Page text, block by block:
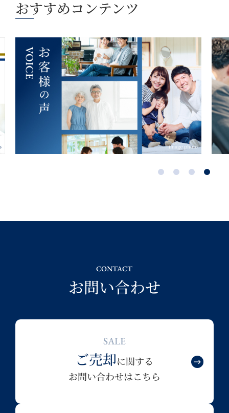
おすすめコンテンツ
CONTACT
お問い合わせ
SALE
ご売却に関する
お問い合わせはこちら